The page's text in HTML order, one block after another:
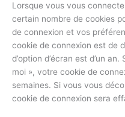
Lorsque vous vous
certain nombre de cookies
de connexion et vos
cookie de connexion est de
d’option d’écran est d’un
moi », votre cookie de
semaines. Si vous vous
cookie de connexion sera